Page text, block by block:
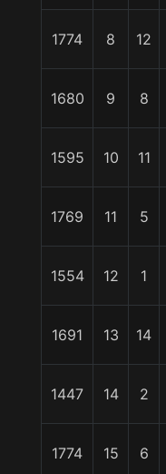
1774 8 12
1680 9 8
1595 10 11
1769 11 5
1554 12 1
1691 13 14
1447 14 2
1774 15 6